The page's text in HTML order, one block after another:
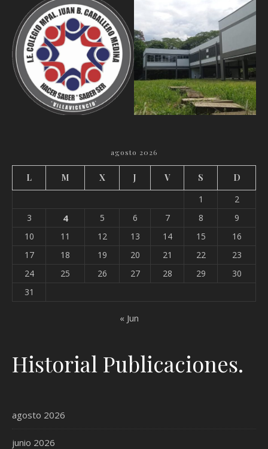
agosto 2026
L M X J V S
D
1
2
3
4 5 6 7 8
9
10
11 12 13 14 15
16
17
18 19 20 21 22
23
24
25 26 27 28 29
30
31
« Jun
Historial Publicaciones.
agosto 2026
junio 2026